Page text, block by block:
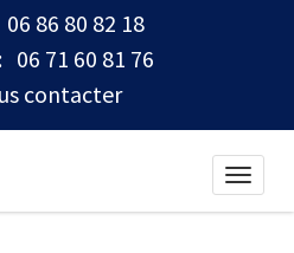
06 86 80 82 18
06 71 60 81 76
contacter
Toggle